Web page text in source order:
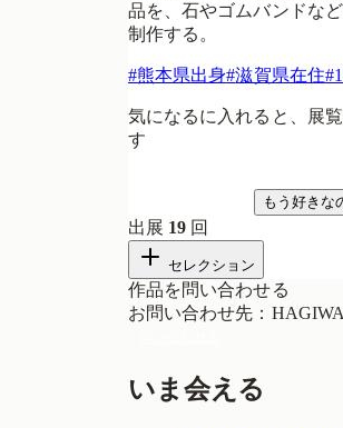
品を、石やゴムバンドな
制作する。
#熊本県出身#滋賀県在住#
気になるに入れると、展
す
もう好きな
出展 19 回
セレクション
作品を問い合わせる
お問い合わせ先 ：
いま会える